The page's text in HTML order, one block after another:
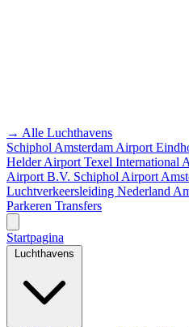
→ Alle Luchthavens
Schiphol Amsterdam Airport
Helder Airport Texel International
Airport B.V. Schiphol Airport
Luchtverkeersleiding Nederland
Parkeren Transfers
Startpagina
Luchthavens